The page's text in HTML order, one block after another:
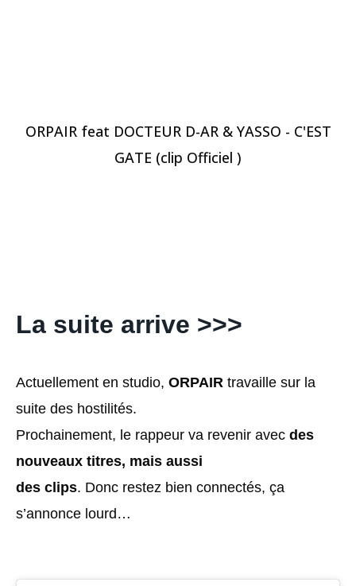
ORPAIR feat DOCTEUR D-AR & YASSO - C'EST
GATE (clip Officiel )
La suite arrive >>>
Actuellement en studio, ORPAIR travaille sur la
suite des hostilités.
Prochainement, le rappeur va revenir avec des
nouveaux titres, mais aussi
des clips. Donc restez bien connectés, ça
s’annonce lourd…